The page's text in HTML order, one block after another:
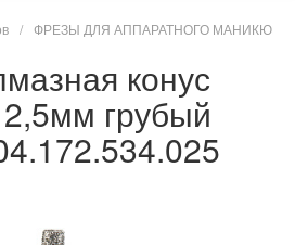
/ ФРЕЗЫ ДЛЯ АППАРАТНОГО
конус
грубый